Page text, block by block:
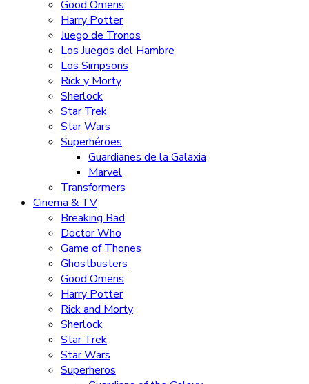
Good Omens
Harry Potter
Juego de Tronos
Los Juegos del Hambre
Los Simpsons
Rick y Morty
Sherlock
Star Trek
Star Wars
Superhéroes
Guardianes de la Galaxia
Marvel
Transformers
Cinema & TV
Breaking Bad
Doctor Who
Game of Thones
Ghostbusters
Good Omens
Harry Potter
Rick and Morty
Sherlock
Star Trek
Star Wars
Superheros